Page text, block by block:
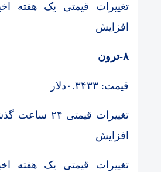
افزایش
۸-ترون
قیمت: ۰.۳۴۳۳دلار
افزایش